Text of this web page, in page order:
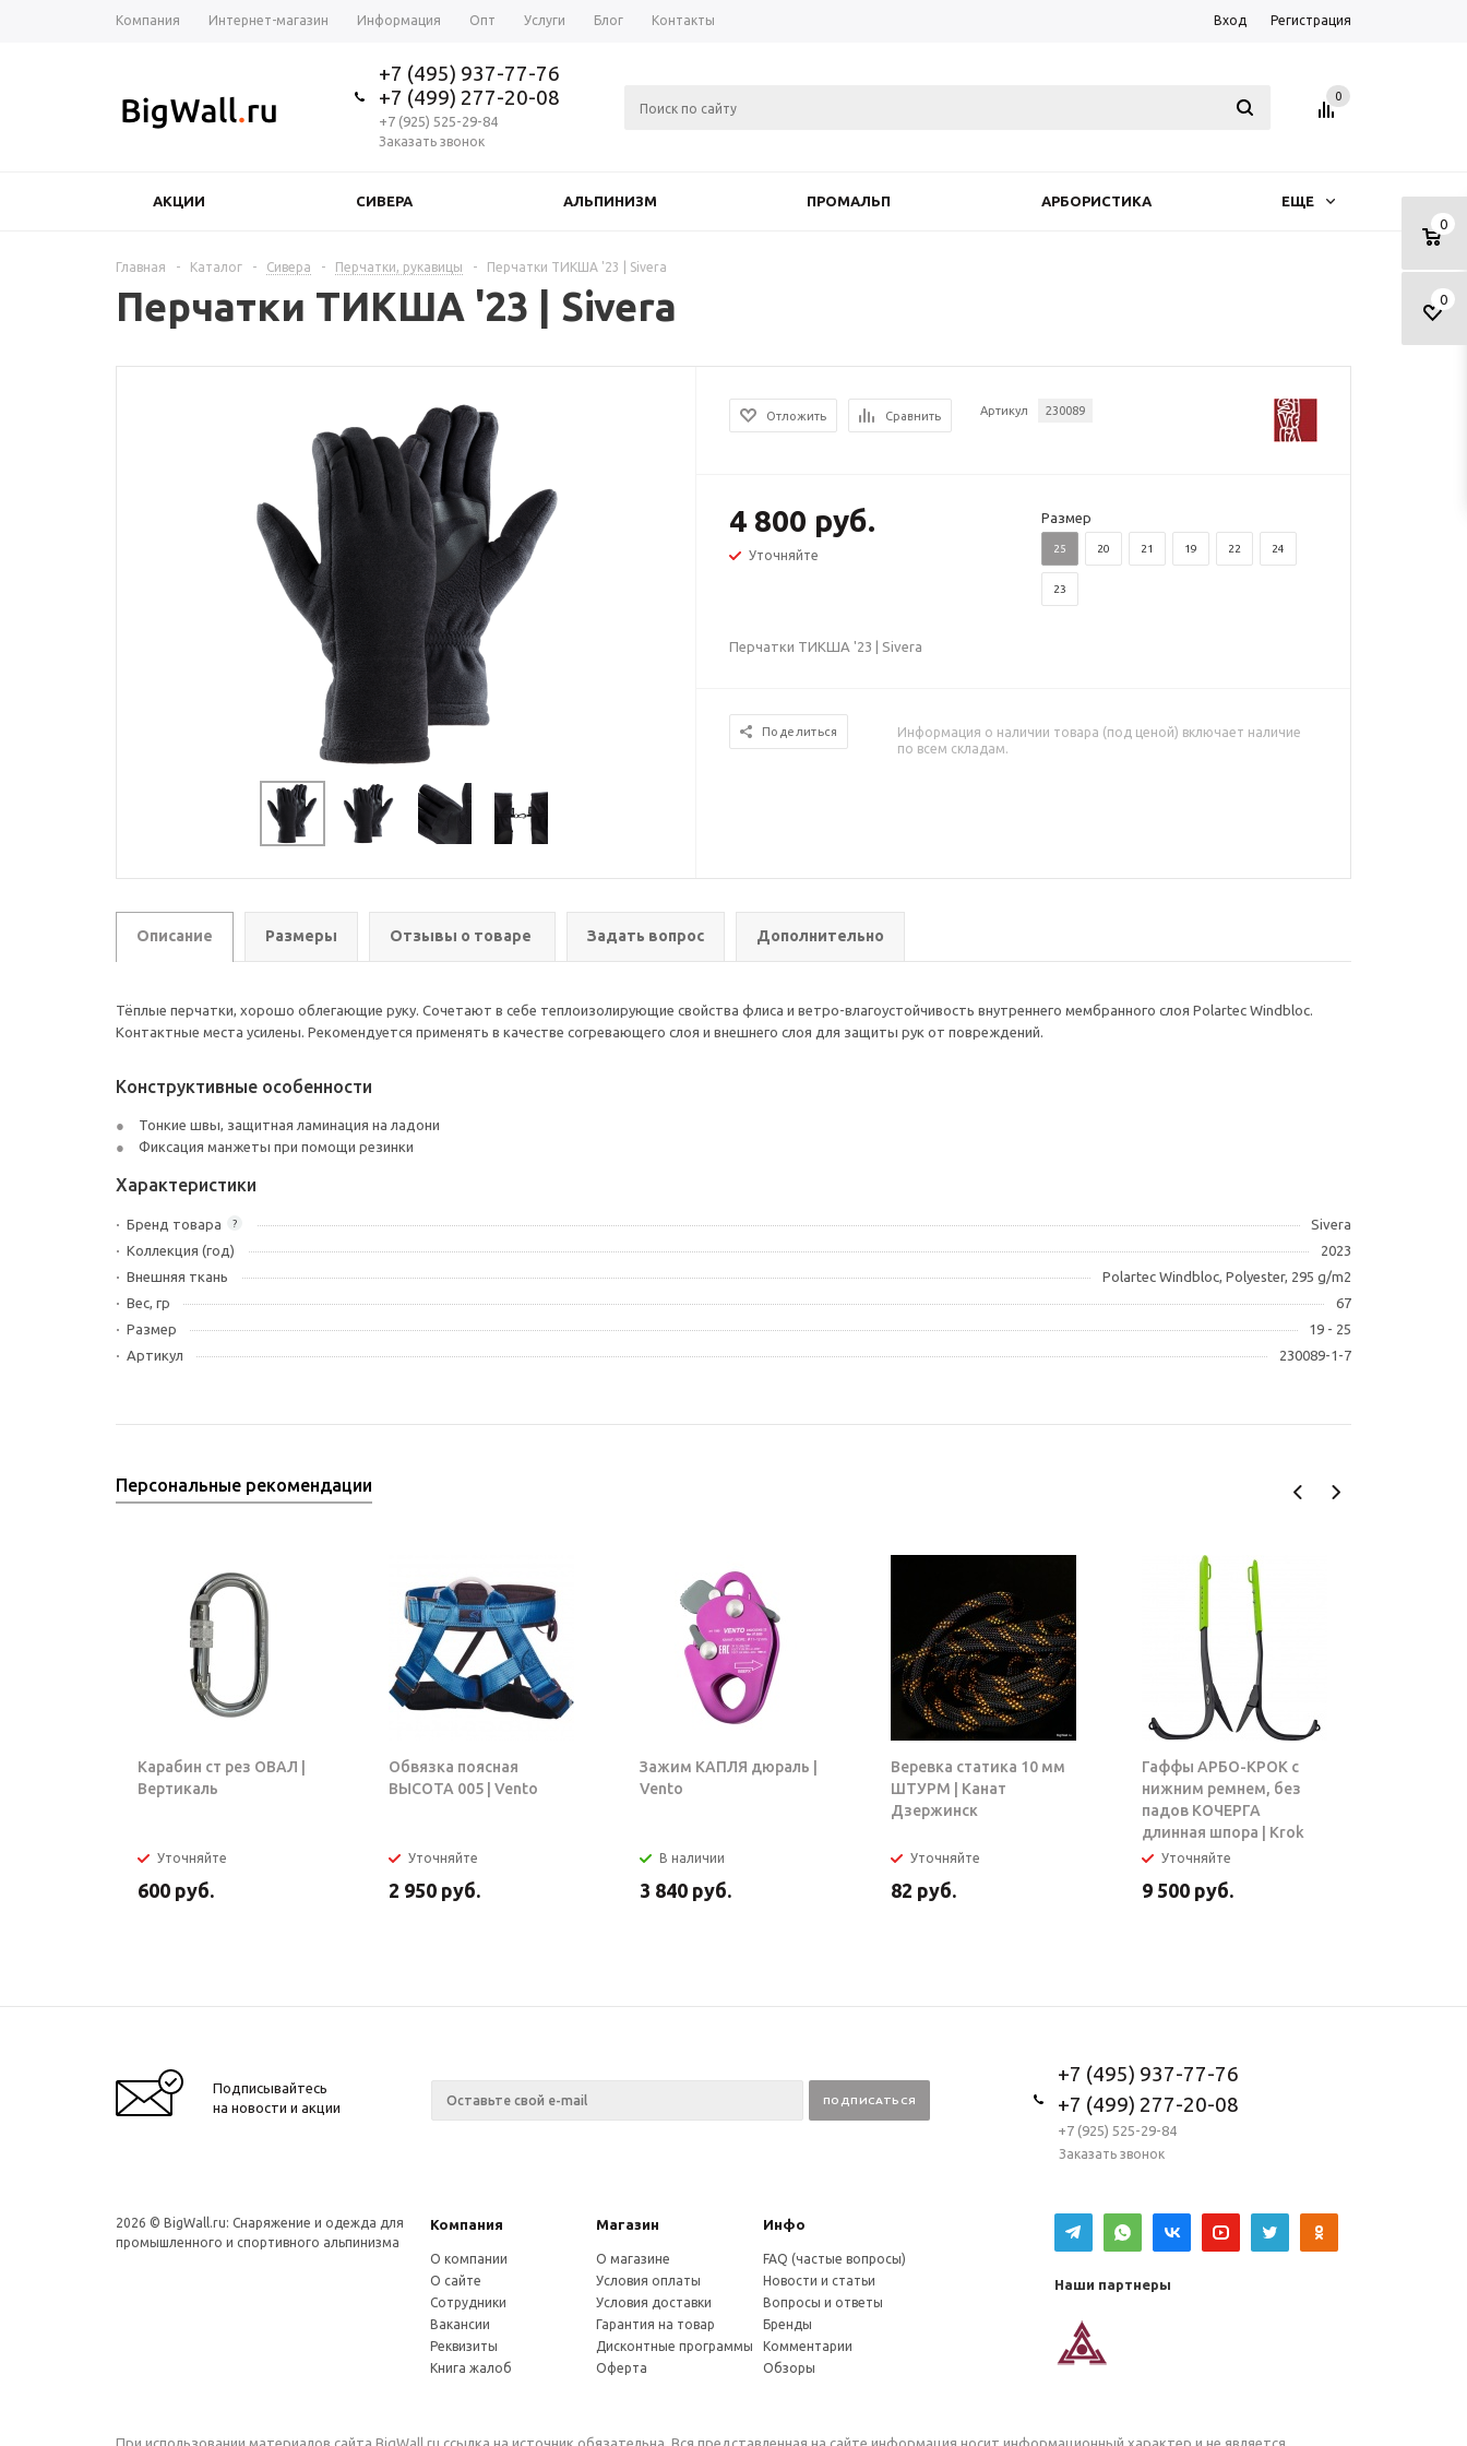
Компания Интернет-магазин Информация Опт Услуги Блог Контакты Вход Регистрация
+7 (495) 937-77-76
+7 (499) 277-20-08
+7 (925) 525-29-84
Заказать звонок
0
0
0
АКЦИИ СИВЕРА АЛЬПИНИЗМ ПРОМАЛЬП АРБОРИСТИКА ЕЩЕ
Главная - Каталог - Сивера - Перчатки, рукавицы - Перчатки ТИКША '23 | Sivera
Перчатки ТИКША '23 | Sivera
Отложить Сравнить Артикул 230089
4 800 руб.
Уточняйте
Размер
25 20 21 19 22 24
23
Перчатки ТИКША '23 | Sivera
Поделиться
Информация о наличии товара (под ценой) включает наличие
по всем складам.
Описание Размеры Отзывы о товаре Задать вопрос Дополнительно
Тёплые перчатки, хорошо облегающие руку. Сочетают в себе теплоизолирующие свойства флиса и ветро-влагоустойчивость внутреннего мембранного слоя Polartec Windbloc.
Контактные места усилены. Рекомендуется применять в качестве согревающего слоя и внешнего слоя для защиты рук от повреждений.
Конструктивные особенности
Тонкие швы, защитная ламинация на ладони
Фиксация манжеты при помощи резинки
Характеристики
?
Бренд товара
Sivera
Коллекция (год)
2023
Внешняя ткань
Polartec Windbloc, Polyester, 295 g/m2
Вес, гр
67
Размер
19 - 25
Артикул
230089-1-7
Персональные рекомендации
Карабин ст рез ОВАЛ |
Вертикаль
Уточняйте
600 руб.
Обвязка поясная
ВЫСОТА 005 | Vento
Уточняйте
2 950 руб.
Зажим КАПЛЯ дюраль |
Vento
В наличии
3 840 руб.
Веревка статика 10 мм
ШТУРМ | Канат
Дзержинск
Уточняйте
82 руб.
Гаффы АРБО-КРОК с
нижним ремнем, без
падов КОЧЕРГА
длинная шпора | Krok
Уточняйте
9 500 руб.
Подписывайтесь
на новости и акции
+7 (495) 937-77-76
+7 (499) 277-20-08
+7 (925) 525-29-84
Заказать звонок
2026 © BigWall.ru: Снаряжение и одежда для
промышленного и спортивного альпинизма
Компания Магазин Инфо
О компании
О сайте
Сотрудники
Вакансии
Реквизиты
Книга жалоб
О магазине
Условия оплаты
Условия доставки
Гарантия на товар
Дисконтные программы
Оферта
FAQ (частые вопросы)
Новости и статьи
Вопросы и ответы
Бренды
Комментарии
Обзоры
Наши партнеры
При использовании материалов сайта BigWall.ru ссылка на источник обязательна. Вся представленная на сайте информация носит информационный характер и не является